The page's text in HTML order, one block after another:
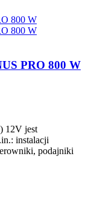
PRO 800 W
12V jest
instalacji
podajniki